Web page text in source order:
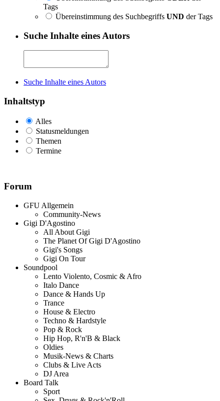
Tags
Übereinstimmung des Suchbegriffs UND der Tags
Suche Inhalte eines Autors
Suche Inhalte eines Autors
Inhaltstyp
Alles
Statusmeldungen
Themen
Termine
Forum
GFU Allgemein
Community-News
Gigi D'Agostino
All About Gigi
The Planet Of Gigi D'Agostino
Gigi's Songs
Gigi On Tour
Soundpool
Lento Violento, Cosmic & Afro
Italo Dance
Dance & Hands Up
Trance
House & Electro
Techno & Hardstyle
Pop & Rock
Hip Hop, R'n'B & Black
Oldies
Musik-News & Charts
Clubs & Live Acts
DJ Area
Board Talk
Sport